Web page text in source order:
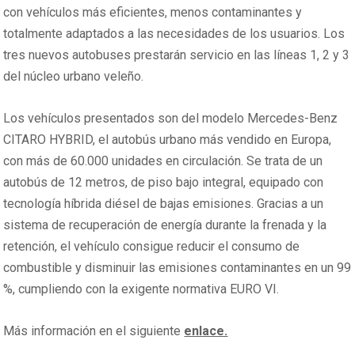
con vehículos más eficientes, menos contaminantes y
totalmente adaptados a las necesidades de los usuarios. Los
tres nuevos autobuses prestarán servicio en las líneas 1, 2 y 3
del núcleo urbano veleño.
Los vehículos presentados son del modelo Mercedes-Benz
CITARO HYBRID, el autobús urbano más vendido en Europa,
con más de 60.000 unidades en circulación. Se trata de un
autobús de 12 metros, de piso bajo integral, equipado con
tecnología híbrida diésel de bajas emisiones. Gracias a un
sistema de recuperación de energía durante la frenada y la
retención, el vehículo consigue reducir el consumo de
combustible y disminuir las emisiones contaminantes en un 99
%, cumpliendo con la exigente normativa EURO VI.
Más información en el siguiente enlace.